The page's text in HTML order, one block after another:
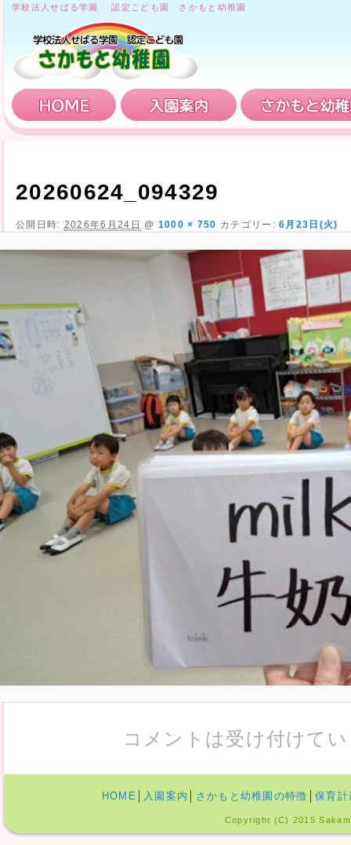
学校法人せばる学園 認定こども園 さかもと幼稚園
HOME 入園案内
20260624_094329
公開日時: 2026年6月24日 @ 1000 × 750 カテゴリー:6月23日(火)
コメントは受け付けて
HOME 入園案内 さかもと幼稚園の特徴 保育計
Copyright (C) 2015